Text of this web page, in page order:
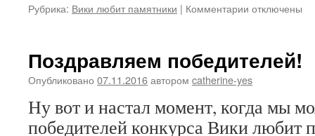
Рубрика: Вики любит памятники | Комментарии котключены
Поздравляем победителей!
Опубликовано 07.11.2016автором catherine-yes
Ну вот и настал момент, когда мы
победителей конкурса Вики любит